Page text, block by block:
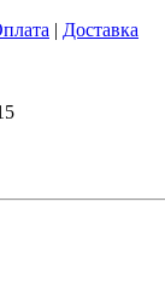
| Доставка